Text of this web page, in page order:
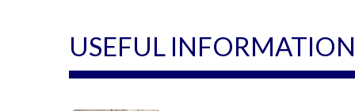
USEFUL INFORMATION